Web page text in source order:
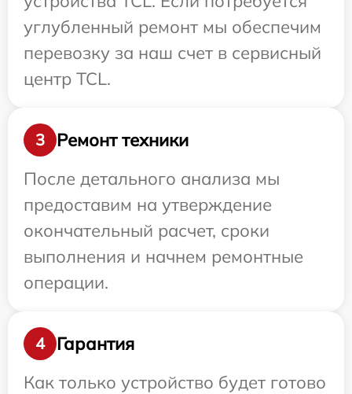
углубленный ремонт мы обеспечим
перевозку за наш счет в сервисный
центр TCL.
3
Ремонт техники
После детального анализа мы
предоставим на утверждение
окончательный расчет, сроки
выполнения и начнем ремонтные
операции.
4
Гарантия
Как только устройство будет готово